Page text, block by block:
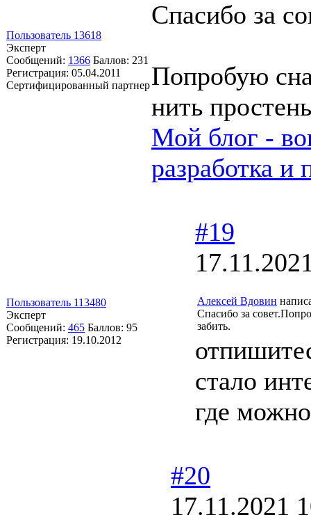
Пользователь 13618
Эксперт
Сообщений: 1366 Баллов: 231
Регистрация: 05.04.2011
Сертифицированный партнер
Спасибо за
Попробую
нить
Мой блог -
разработка и
Пользователь 113480
Эксперт
Сообщений: 465 Баллов: 95
Регистрация: 19.10.2012
#19
Алексей Вдовин
Спасибо за
забить.
стало
где
#20
17.11.2021